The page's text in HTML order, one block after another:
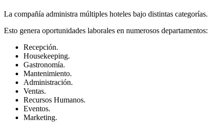
La compañía administra múltiples hoteles bajo distintas categorías.
Esto genera oportunidades laborales en numerosos departamentos:
Recepción.
Housekeeping.
Gastronomía.
Mantenimiento.
Administración.
Ventas.
Recursos Humanos.
Eventos.
Marketing.